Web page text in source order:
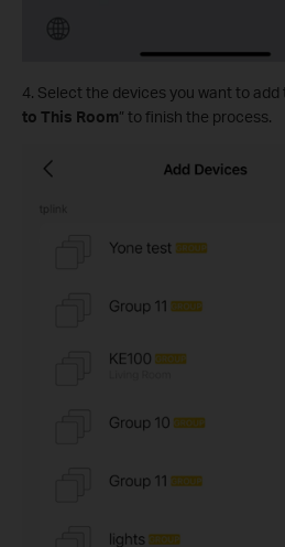
4. Select the devices you want to add
to This Room” to finish the process.